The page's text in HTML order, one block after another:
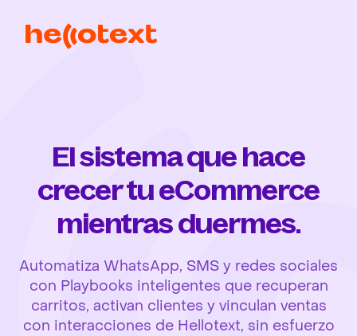
El sistema que hace
crecer tu eCommerce
mientras duermes.
Automatiza WhatsApp, SMS y redes sociales
con Playbooks inteligentes que recuperan
carritos, activan clientes y vinculan ventas
con interacciones de Hellotext, sin esfuerzo